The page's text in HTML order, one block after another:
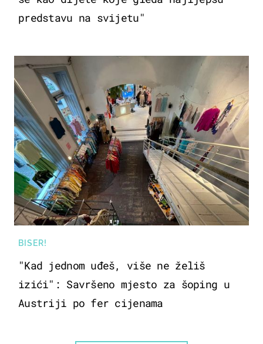
predstavu na svijetu"
BISER!
"Kad jednom uđeš, više ne želiš
izići": Savršeno mjesto za šoping u
Austriji po fer cijenama